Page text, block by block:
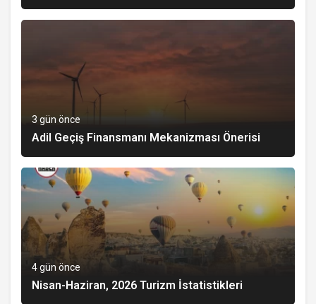
3 gün önce
Adil Geçiş Finansmanı Mekanizması Önerisi
4 gün önce
Nisan-Haziran, 2026 Turizm İstatistikleri